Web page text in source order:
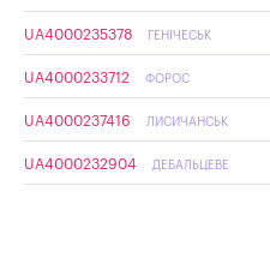
UA4000235378 ГЕНІЧЕСЬК
UA4000233712 ФОРОС
UA4000237416 ЛИСИЧАНСЬК
UA4000232904 ДЕБАЛЬЦЕВЕ